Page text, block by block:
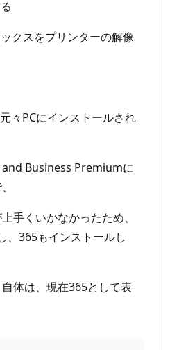
クスをプリンターの解像
々PCにインストールされ
Business Premiumに
手くいかなかったため、
、365もインストールし
自体は、現在365として表